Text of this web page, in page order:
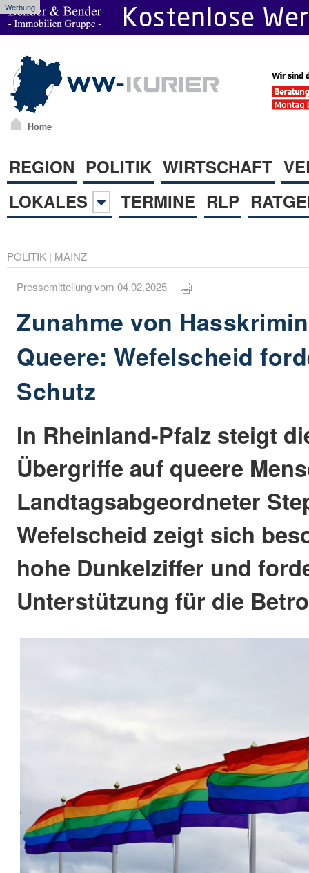
Werbung
Home
REGION POLITIK WIRTSCHAFT
LOKALES
TERMINE RLP
POLITIK | MAINZ
Pressemitteilung vom 04.02.2025
Zunahme von
Queere: Wefelscheid
Schutz
In Rheinland-Pfalz steigt
Übergriffe auf queere
Landtagsabgeordneter
Wefelscheid zeigt sich
hohe Dunkelziffer und
Unterstützung für die